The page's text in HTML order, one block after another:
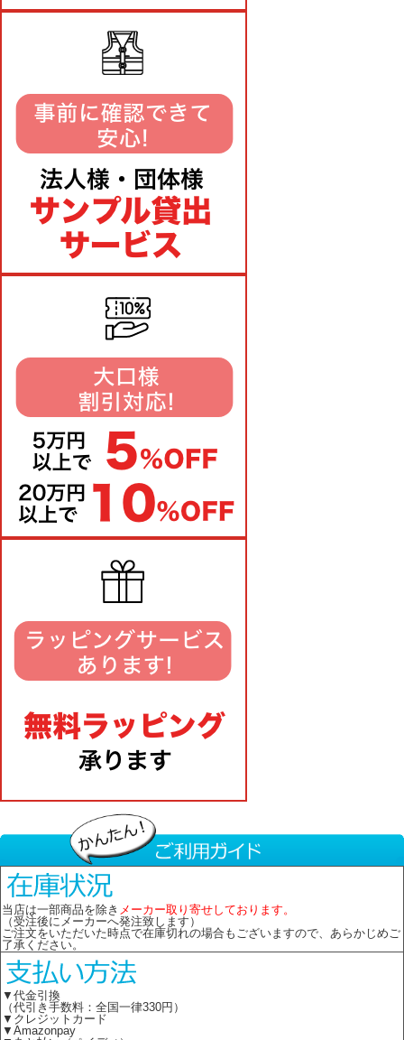
当店は一部商品を除き メーカー取り寄せしております。
（受注後にメーカーへ発注致します）
ご注文をいただいた時点で在庫切れの場合もございますので、あらかじめご
了承ください。
▼代金引換
（代引き手数料：全国一律330円）
▼クレジットカード
▼Amazonpay